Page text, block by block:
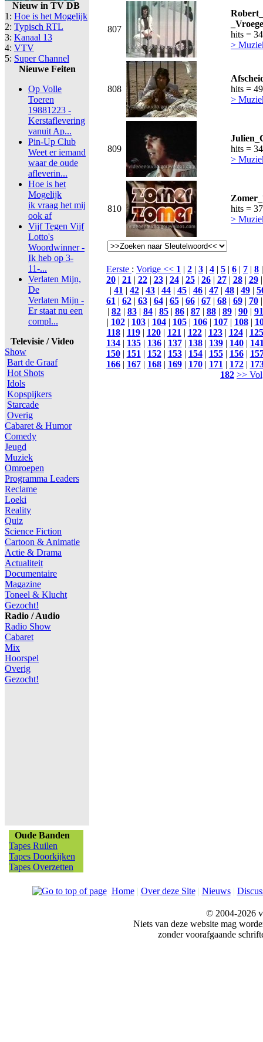
Nieuw in TV DB
1: Hoe is het Mogelijk
2: Typisch RTL
3: Kanaal 13
4: VTV
5: Super Channel
Nieuwe Feiten
Op Volle
Toeren
19881223 -
Kerstaflevering
vanuit Ap...
Pin-Up Club
Weet er iemand
waar de oude
afleverin...
Hoe is het
Mogelijk
ik vraag het mij
ook af
Vijf Tegen Vijf
Lotto's
Woordwinner -
Ik heb op 3-
11-...
Verlaten Mijn,
De
Verlaten Mijn -
Er staat nu een
compl...
Televisie / Video
Show
Bart de Graaf
Hot Shots
Idols
Kopspijkers
Starcade
Overig
Cabaret & Humor
Comedy
Jeugd
Muziek
Omroepen
Programma Leaders
Reclame
Loeki
Reality
Quiz
Science Fiction
Cartoon & Animatie
Actie & Drama
Actualiteit
Documentaire
Magazine
Toneel & Klucht
Gezocht!
Radio / Audio
Radio Show
Cabaret
Mix
Hoorspel
Overig
Gezocht!
Oude Banden
Tapes Ruilen
Tapes Doorkijken
Tapes Overzetten
807
hits =
>
808
hits =
>
809
hits =
>
810
hits =
>
Eerste : Vorige << 1 | 2 | 3 | 4 | 5 | 6 | 7 | 8
20| 21| 22| 23| 24| 25| 26| 27| 28| 29
| 41 | 42 | 43 | 44 | 45 | 46 | 47 | 48 | 49 |
61| 62| 63| 64| 65| 66| 67| 68| 69| 70
| 82| 83| 84| 85| 86| 87| 88| 89| 90| 91
| 102| 103| 104| 105| 106| 107| 108|
118| 119| 120| 121| 122| 123| 124| 125
134| 135| 136| 137| 138| 139| 140|
150| 151| 152| 153| 154| 155| 156|
166| 167| 168| 169| 170| 171| 172|
182 >>
Home| Over deze Site| Nieuws|
© 2004-2026
Niets van deze website mag
zonder voorafgaande